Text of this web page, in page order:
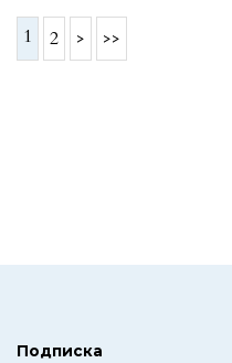
1 2 > >>
Подписка